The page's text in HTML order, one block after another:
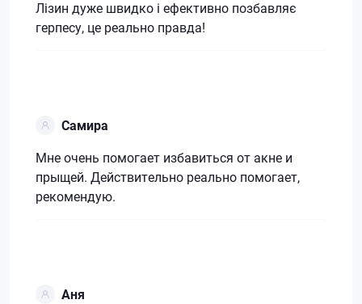
Лізин дуже швидко і ефективно позбавляє
герпесу, це реально правда!
Самира
Мне очень помогает избавиться от акне и
прыщей. Действительно реально помогает,
рекомендую.
Аня